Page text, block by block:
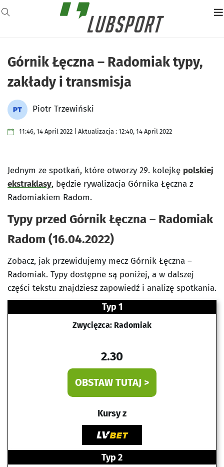
Górnik Łęczna – Radomiak typy,
zakłady i transmisja
Piotr Trzewiński
11:46, 14 April 2022 | Aktualizacja : 12:40, 14 April 2022
Jednym ze spotkań, które otworzy 29. kolejkę polskiej
ekstraklasy, będzie rywalizacja Górnika Łęczna z
Radomiakiem Radom.
Typy przed Górnik Łęczna – Radomiak
Radom (16.04.2022)
Zobacz, jak przewidujemy mecz Górnik Łęczna –
Radomiak. Typy dostępne są poniżej, a w dalszej
części tekstu znajdziesz zapowiedź i analizę spotkania.
Typ 1
Zwycięzca: Radomiak
2.30
OBSTAW TUTAJ >
Kursy z
Typ 2